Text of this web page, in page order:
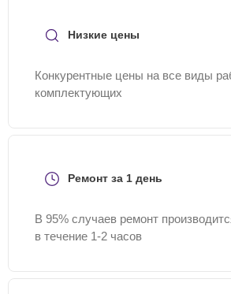
Низкие цены
Конкурентные цены на все виды
комплектующих
Ремонт за 1 день
В 95% случаев ремонт
в течение 1-2 часов